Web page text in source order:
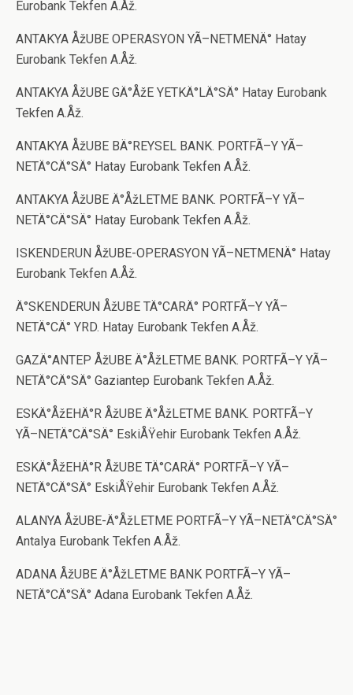
Eurobank Tekfen A.Åž.
ANTAKYA ÅžUBE OPERASYON YÃ–NETMENÄ° Hatay
Eurobank Tekfen A.Åž.
ANTAKYA ÅžUBE GÄ°ÅžE YETKÄ°LÄ°SÄ° Hatay Eurobank
Tekfen A.Åž.
ANTAKYA ÅžUBE BÄ°REYSEL BANK. PORTFÃ–Y YÃ–
NETÄ°CÄ°SÄ° Hatay Eurobank Tekfen A.Åž.
ANTAKYA ÅžUBE Ä°ÅžLETME BANK. PORTFÃ–Y YÃ–
NETÄ°CÄ°SÄ° Hatay Eurobank Tekfen A.Åž.
ISKENDERUN ÅžUBE-OPERASYON YÃ–NETMENÄ° Hatay
Eurobank Tekfen A.Åž.
Ä°SKENDERUN ÅžUBE TÄ°CARÄ° PORTFÃ–Y YÃ–
NETÄ°CÄ° YRD. Hatay Eurobank Tekfen A.Åž.
GAZÄ°ANTEP ÅžUBE Ä°ÅžLETME BANK. PORTFÃ–Y YÃ–
NETÄ°CÄ°SÄ° Gaziantep Eurobank Tekfen A.Åž.
ESKÄ°ÅžEHÄ°R ÅžUBE Ä°ÅžLETME BANK. PORTFÃ–Y
YÃ–NETÄ°CÄ°SÄ° EskiÅŸehir Eurobank Tekfen A.Åž.
ESKÄ°ÅžEHÄ°R ÅžUBE TÄ°CARÄ° PORTFÃ–Y YÃ–
NETÄ°CÄ°SÄ° EskiÅŸehir Eurobank Tekfen A.Åž.
ALANYA ÅžUBE-Ä°ÅžLETME PORTFÃ–Y YÃ–NETÄ°CÄ°SÄ°
Antalya Eurobank Tekfen A.Åž.
ADANA ÅžUBE Ä°ÅžLETME BANK PORTFÃ–Y YÃ–
NETÄ°CÄ°SÄ° Adana Eurobank Tekfen A.Åž.